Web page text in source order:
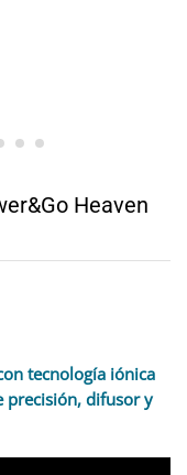
Heaven
tecnología iónica
precisión, difusor y